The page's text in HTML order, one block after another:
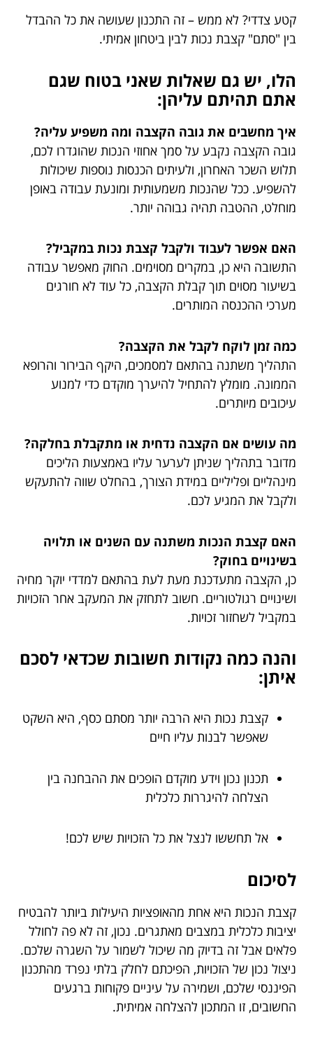
קטע צדדי? לא ממש – זה התכנון שעושה את כל ההבדל
בין "סתם" קצבת נכות לבין ביטחון אמיתי.
הלו, יש גם שאלות שאני בטוח שגם
אתם תהיתם עליהן:
איך מחשבים את גובה הקצבה ומה משפיע עליה?
גובה הקצבה נקבע על סמך אחוזי הנכות שהוגדרו לכם,
תלוש השכר האחרון, ולעיתים הכנסות נוספות שיכולות
להשפיע. ככל שהנכות משמעותית ומונעת עבודה באופן
מוחלט, ההטבה תהיה גבוהה יותר.
האם אפשר לעבוד ולקבל קצבת נכות במקביל?
התשובה היא כן, במקרים מסוימים. החוק מאפשר עבודה
בשיעור מסוים תוך קבלת הקצבה, כל עוד לא חורגים
מערכי ההכנסה המותרים.
כמה זמן לוקח לקבל את הקצבה?
התהליך משתנה בהתאם למסמכים, היקף הבירור והרופא
הממונה. מומלץ להתחיל להיערך מוקדם כדי למנוע
עיכובים מיותרים.
מה עושים אם הקצבה נדחית או מתקבלת בחלקה?
מדובר בתהליך שניתן לערער עליו באמצעות הליכים
מינהליים ופליליים במידת הצורך, בהחלט שווה להתעקש
ולקבל את המגיע לכם.
האם קצבת הנכות משתנה עם השנים או תלויה
בשינויים בחוק?
כן, הקצבה מתעדכנת מעת לעת בהתאם למדדי יוקר מחיה
ושינויים רגולטוריים. חשוב לתחזק את המעקב אחר הזכויות
במקביל לשחזור זכויות.
והנה כמה נקודות חשובות שכדאי לסכם
איתן:
קצבת נכות היא הרבה יותר מסתם כסף, היא השקט
שאפשר לבנות עליו חיים
תכנון נכון וידע מוקדם הופכים את ההבחנה בין
הצלחה להיגררות כלכלית
אל תחששו לנצל את כל הזכויות שיש לכם!
לסיכום
קצבת הנכות היא אחת מהאופציות היעילות ביותר להבטיח
יציבות כלכלית במצבים מאתגרים. נכון, זה לא פה לחולל
פלאים אבל זה בדיוק מה שיכול לשמור על השגרה שלכם.
ניצול נכון של הזכויות, הפיכתם לחלק בלתי נפרד מהתכנון
הפיננסי שלכם, ושמירה על עיניים פקוחות ברגעים
החשובים, זו המתכון להצלחה אמיתית.